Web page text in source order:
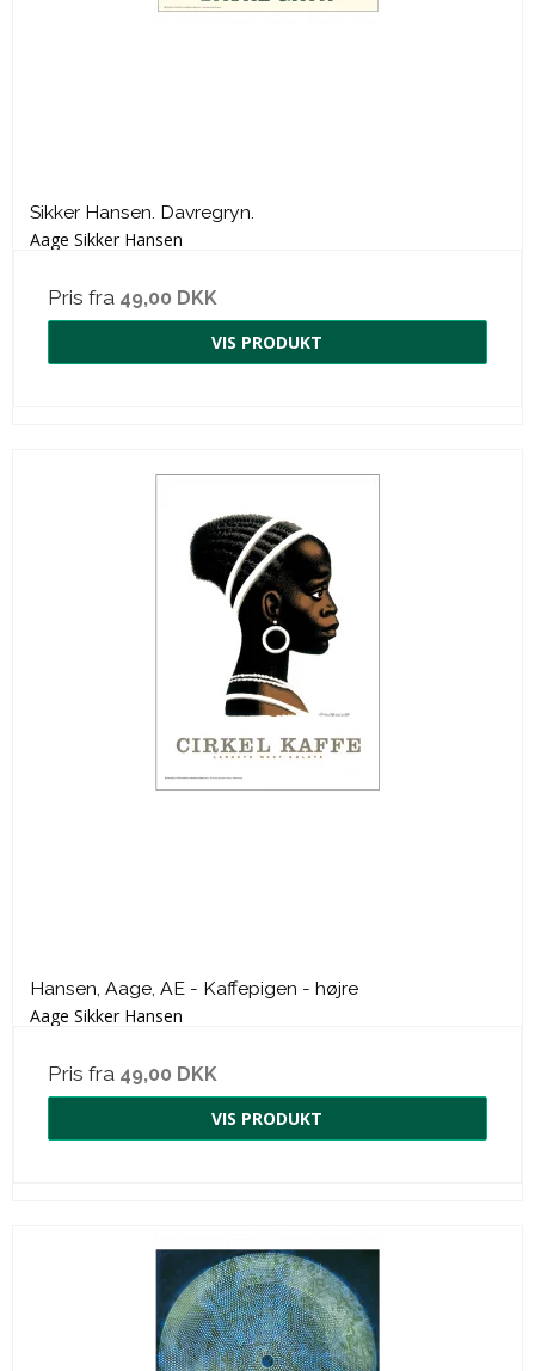
Sikker Hansen. Davregryn.
Aage Sikker Hansen
Pris fra 49,00 DKK
VIS PRODUKT
Hansen, Aage, AE - Kaffepigen - højre
Aage Sikker Hansen
Pris fra 49,00 DKK
VIS PRODUKT